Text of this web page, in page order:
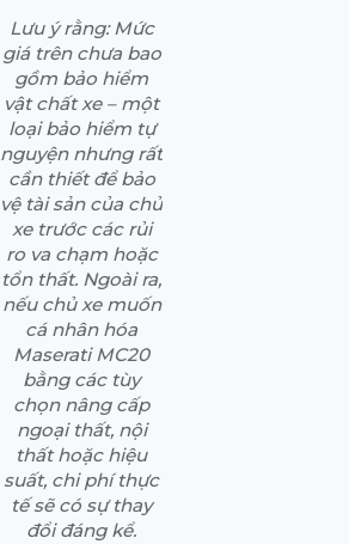
Lưu ý rằng: Mức
giá trên chưa bao
gồm bảo hiểm
vật chất xe – một
loại bảo hiểm tự
nguyện nhưng rất
cần thiết để bảo
vệ tài sản của chủ
xe trước các rủi
ro va chạm hoặc
tổn thất. Ngoài ra,
nếu chủ xe muốn
cá nhân hóa
Maserati MC20
bằng các tùy
chọn nâng cấp
ngoại thất, nội
thất hoặc hiệu
suất, chi phí thực
tế sẽ có sự thay
đổi đáng kể.